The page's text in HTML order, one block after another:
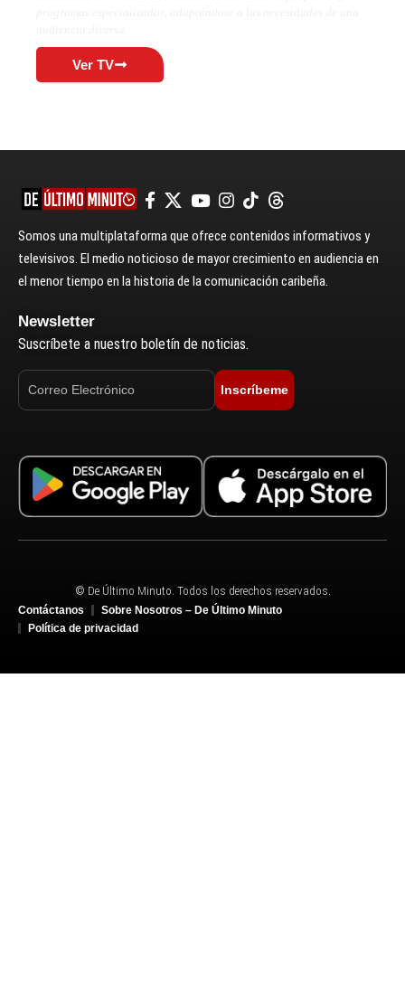
Ver TV
Somos una multiplataforma que ofrece contenidos informativos y
televisivos. El medio noticioso de mayor crecimiento en audiencia en
el menor tiempo en la historia de la comunicación caribeña.
Newsletter
Suscríbete a nuestro boletín de noticias.
Inscríbeme
© De Último Minuto. Todos los derechos reservados.
Contáctanos
Sobre Nosotros – De Último Minuto
Política de privacidad